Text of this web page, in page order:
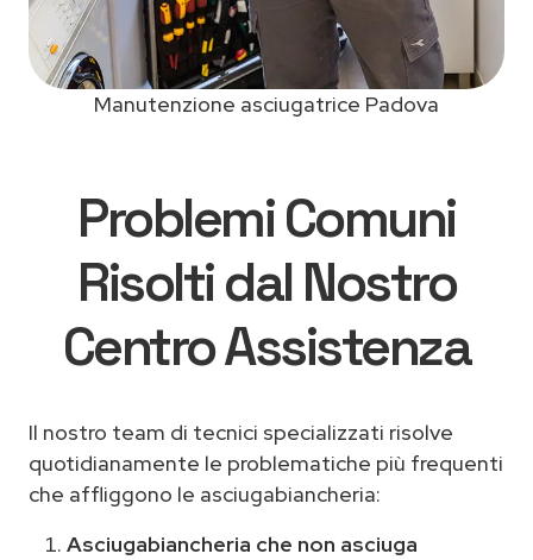
Manutenzione asciugatrice Padova
Problemi Comuni
Risolti dal Nostro
Centro Assistenza
Il nostro team di tecnici specializzati risolve
quotidianamente le problematiche più frequenti
che affliggono le asciugabiancheria:
Asciugabiancheria che non asciuga